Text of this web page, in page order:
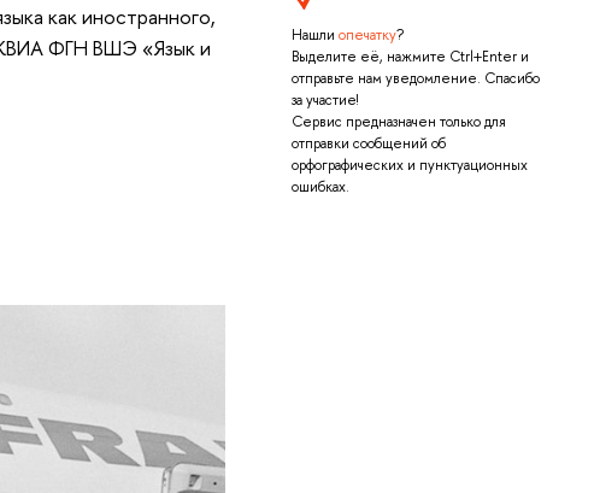
Нашли опечатку?
Выделите её, нажмите Ctrl+Enter и
отправьте нам уведомление. Спасибо
за участие!
Сервис предназначен только для
отправки сообщений об
орфографических и пунктуационных
ошибках.
как иностранного,
ФГН ВШЭ «Язык и